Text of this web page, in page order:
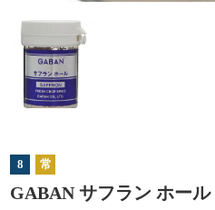
8 常
GABAN サフラン ホール